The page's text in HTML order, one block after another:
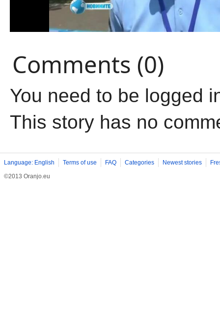
Comments (0)
You need to be logged
This story has no
Language: English Terms of use FAQ Categories Newest stories
©2013 Oranjo.eu